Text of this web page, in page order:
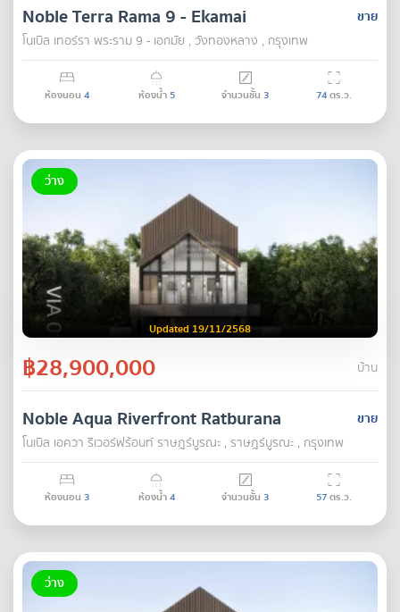
ขาย
Noble Terra Rama 9 - Ekamai
โนเบิล เทอร์รา พระราม 9 - เอกมัย , วังทองหลาง , กรุงเทพ
ห้องนอน 4 ห้องน้ำ5 จำนวนชั้น 3 74ตร.ว.
ว่าง
Updated 19/11/2568
฿28,900,000 บ้าน
ขาย
Noble Aqua Riverfront Ratburana
โนเบิล เอควา ริเวอร์ฟร้อนท์ ราษฎร์บูรณะ , ราษฎร์บูรณะ , กรุงเทพ
ห้องนอน 3 ห้องน้ำ4 จำนวนชั้น 3 57ตร.ว.
ว่าง